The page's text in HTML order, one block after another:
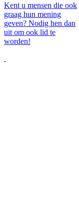
Kent u mensen die ook
graag hun mening
geven? Nodig hen dan
uit om ook lid te
worden!